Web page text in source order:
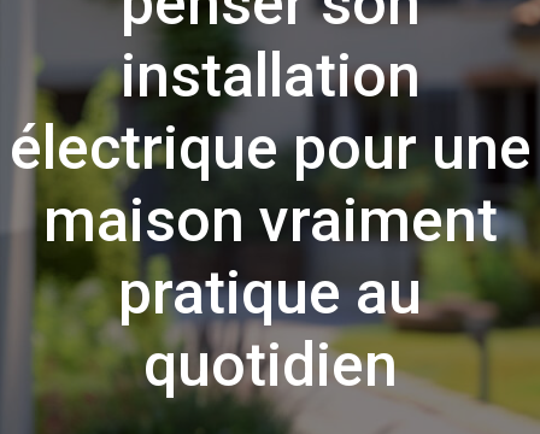
installation
électrique pour une
maison vraiment
pratique au
quotidien